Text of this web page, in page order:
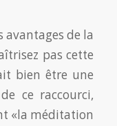
avantages de la
pas cette
bien être une
ce raccourci,
«la méditation